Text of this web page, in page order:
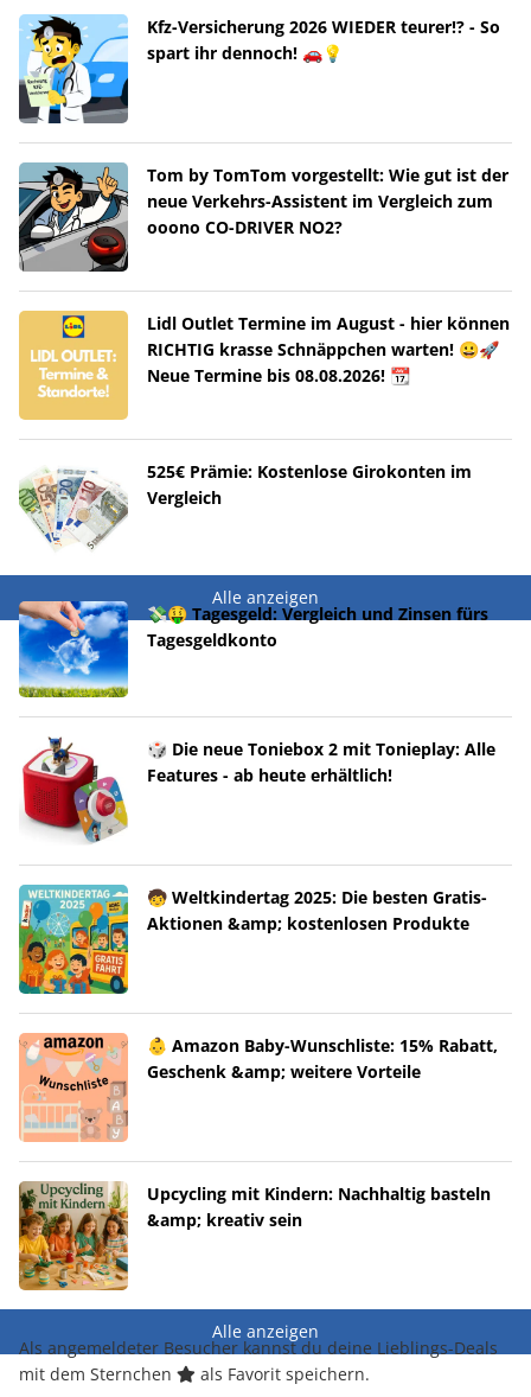
Kfz-Versicherung 2026 WIEDER teurer!? - So
spart ihr dennoch! 🚗💡
Tom by TomTom vorgestellt: Wie gut ist der
neue Verkehrs-Assistent im Vergleich zum
ooono CO-DRIVER NO2?
Lidl Outlet Termine im August - hier können
RICHTIG krasse Schnäppchen warten! 😀🚀
Neue Termine bis 08.08.2026! 📆
525€ Prämie: Kostenlose Girokonten im
Vergleich
Alle anzeigen
💸🤑 Tagesgeld: Vergleich und Zinsen fürs
Tagesgeldkonto
🎲 Die neue Toniebox 2 mit Tonieplay: Alle
Features - ab heute erhältlich!
🧒 Weltkindertag 2025: Die besten Gratis-
Aktionen &amp; kostenlosen Produkte
👶 Amazon Baby-Wunschliste: 15% Rabatt,
Geschenk &amp; weitere Vorteile
Upcycling mit Kindern: Nachhaltig basteln
&amp; kreativ sein
Alle anzeigen
Als angemeldeter Besucher kannst du deine Lieblings-Deals
mit dem Sternchen
als Favorit speichern.